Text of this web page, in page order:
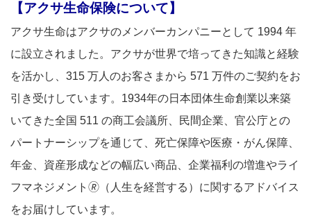
【アクサ生命保険について】
アクサ生命はアクサのメンバーカンパニーとして 1994 年
に設立されました。アクサが世界で培ってきた知識と経験
を活かし、315 万人のお客さまから 571 万件のご契約をお
引き受けしています。1934年の日本団体生命創業以来築
いてきた全国 511 の商工会議所、民間企業、官公庁との
パートナーシップを通じて、死亡保障や医療・がん保障、
年金、資産形成などの幅広い商品、企業福利の増進やライ
フマネジメント🄬（人生を経営する）に関するアドバイス
をお届けしています。